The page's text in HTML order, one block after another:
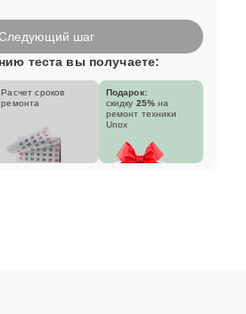
шаг
теста вы получаете:
Расчет сроков
ремонта
Подарок:
скидку 25% на
ремонт техники
Unox